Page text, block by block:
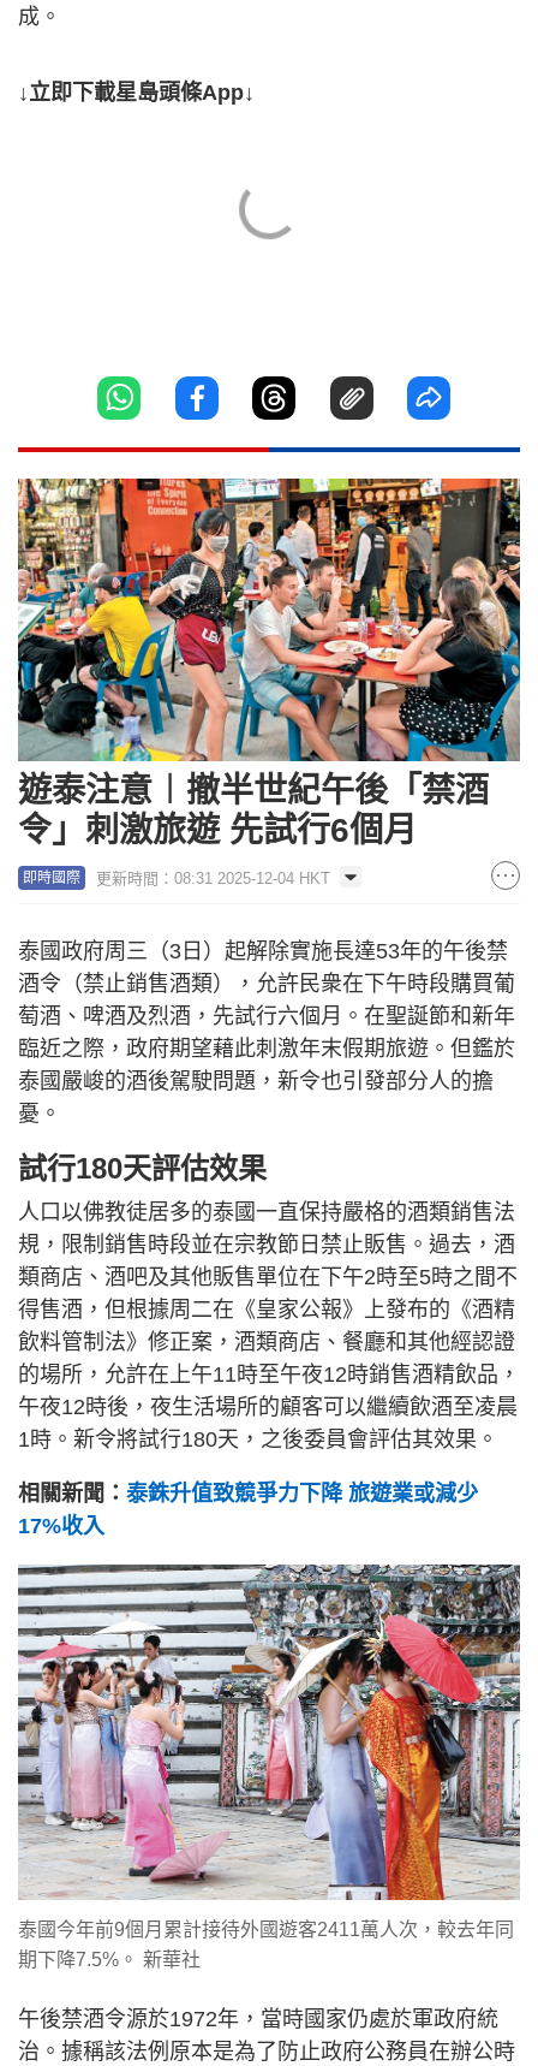
成。
↓立即下載星島頭條App↓
遊泰注意︱撤半世紀午後「禁酒
令」刺激旅遊 先試行6個月
即時國際 更新時間：08:31 2025-12-04 HKT
泰國政府周三（3日）起解除實施長達53年的午後禁
酒令（禁止銷售酒類），允許民衆在下午時段購買葡
萄酒、啤酒及烈酒，先試行六個月。在聖誕節和新年
臨近之際，政府期望藉此刺激年末假期旅遊。但鑑於
泰國嚴峻的酒後駕駛問題，新令也引發部分人的擔
憂。
試行180天評估效果
人口以佛教徒居多的泰國一直保持嚴格的酒類銷售法
規，限制銷售時段並在宗教節日禁止販售。過去，酒
類商店、酒吧及其他販售單位在下午2時至5時之間不
得售酒，但根據周二在《皇家公報》上發布的《酒精
飲料管制法》修正案，酒類商店、餐廳和其他經認證
的場所，允許在上午11時至午夜12時銷售酒精飲品，
午夜12時後，夜生活場所的顧客可以繼續飲酒至凌晨
1時。新令將試行180天，之後委員會評估其效果。
相關新聞： 泰銖升值致競爭力下降 旅遊業或減少
17%收入
泰國今年前9個月累計接待外國遊客2411萬人次，較去年同
期下降7.5%。 新華社
午後禁酒令源於1972年，當時國家仍處於軍政府統
治。據稱該法例原本是為了防止政府公務員在辦公時